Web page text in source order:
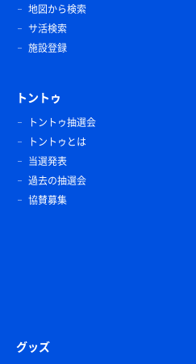
地図から検索
サ活検索
施設登録
トントゥ
トントゥ抽選会
トントゥとは
当選発表
過去の抽選会
協賛募集
グッズ